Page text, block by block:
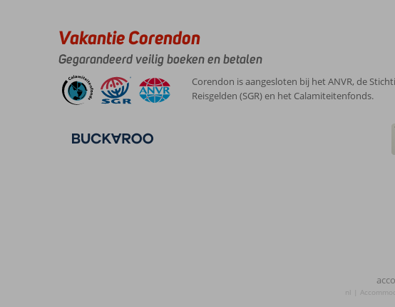
Vakantie Corendon
Gegarandeerd veilig boeken en betalen
Corendon is aangesloten bij het ANVR, de
Reisgelden (SGR) en het Calamiteitenfonds.
nl |